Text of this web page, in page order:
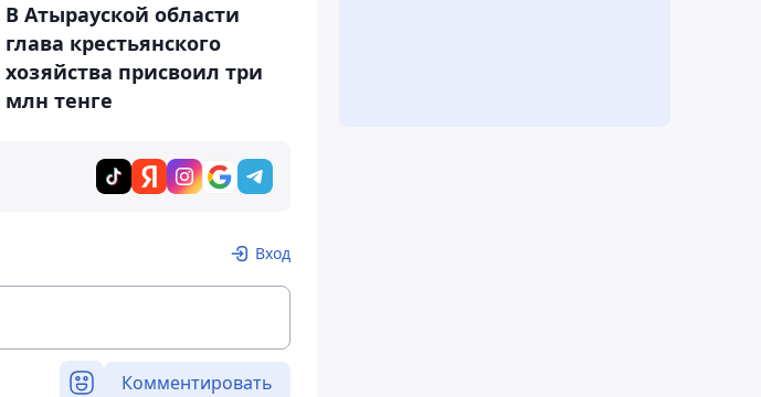
В Атырауской области
глава крестьянского
хозяйства присвоил три
млн тенге
Вход
Комментировать